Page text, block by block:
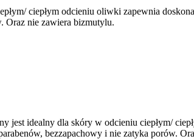
ciepłym odcieniu oliwki zapewnia
Oraz nie zawiera bizmutylu.
jest idealny dla skóry w odcieniu ciepłym/
bezzapachowy i nie zatyka porów.